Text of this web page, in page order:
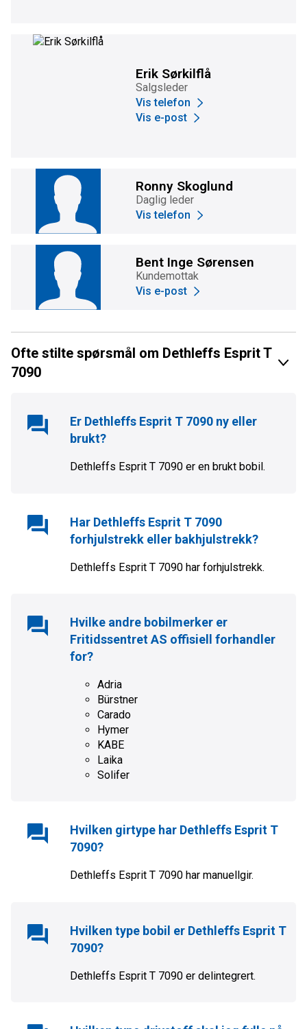
Erik Sørkilflå
Salgsleder
Vis telefon
Vis e-post
Ronny Skoglund
Daglig leder
Vis telefon
Bent Inge Sørensen
Kundemottak
Vis e-post
Ofte stilte spørsmål om Dethleffs Esprit T
7090
Er Dethleffs Esprit T 7090 ny eller
brukt?
Dethleffs Esprit T 7090 er en brukt bobil.
Har Dethleffs Esprit T 7090
forhjulstrekk eller bakhjulstrekk?
Dethleffs Esprit T 7090 har forhjulstrekk.
Hvilke andre bobilmerker er
Fritidssentret AS offisiell forhandler
for?
Adria
Bürstner
Carado
Hymer
KABE
Laika
Solifer
Hvilken girtype har Dethleffs Esprit T
7090?
Dethleffs Esprit T 7090 har manuell gir.
Hvilken type bobil er Dethleffs Esprit T
7090?
Dethleffs Esprit T 7090 er delintegrert.